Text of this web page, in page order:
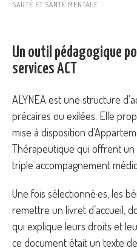
SANTÉ ET SANTÉ MENTALE
Un outil pédagogique
services ACT
ALYNEA est une structure
précaires ou exilées. Elle
mise à disposition
Thérapeutique qui offrent
triple accompagnement
Une fois sélectionné·es, les
remettre un livret d’accueil,
qui explique leurs droits et
ce document était un texte